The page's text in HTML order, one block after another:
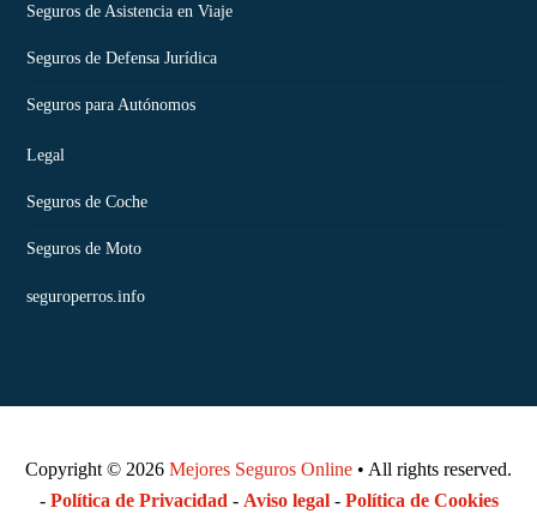
Seguros de Asistencia en Viaje
Seguros de Defensa Jurídica
Seguros para Autónomos
Legal
Seguros de Coche
Seguros de Moto
seguroperros.info
Copyright © 2026 Mejores Seguros Online • All rights reserved.
- Política de Privacidad - Aviso legal- Política de Cookies